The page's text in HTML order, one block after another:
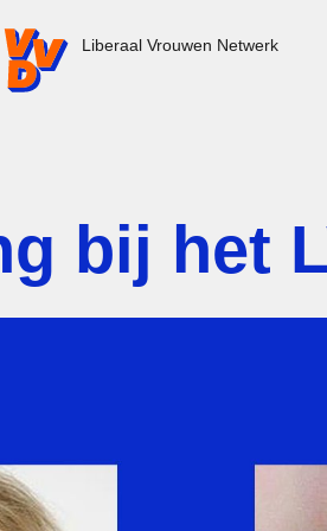
- Ga naar de homepage
Liberaal Vrouwen Netwerk
bij het